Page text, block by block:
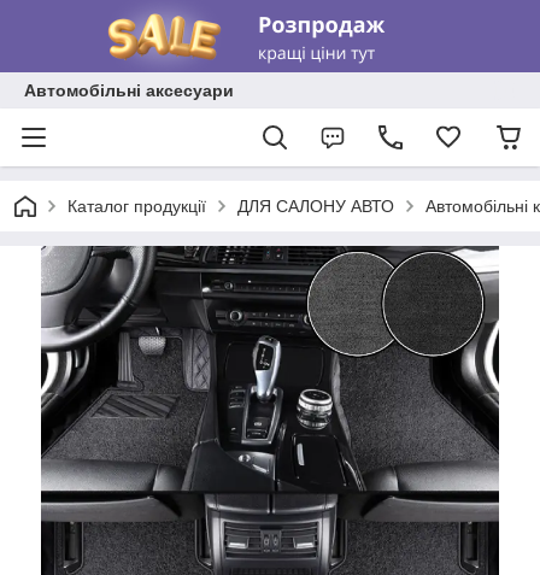
Автомобільні аксесуари
Каталог продукції ДЛЯ САЛОНУ АВТО Автомобільні